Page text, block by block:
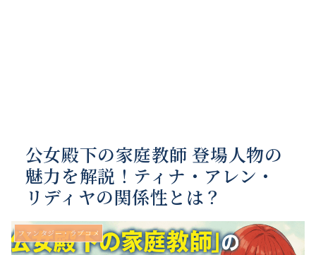
公女殿下の家庭教師 登場人物の
魅力を解説！ティナ・アレン・
リディヤの関係性とは？
ファンタジー・ラブコメ